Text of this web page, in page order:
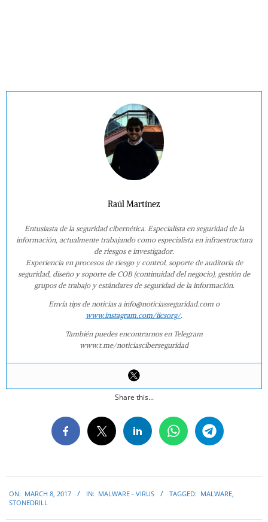
Raúl Martínez
Entusiasta de la seguridad cibernética. Especialista en seguridad de la
información, actualmente trabajando como especialista en infraestructura
de riesgos e investigador.
Experiencia en procesos de riesgo y control, soporte de auditoría de
seguridad, diseño y soporte de COB (continuidad del negocio), gestión de
grupos de trabajo y estándares de seguridad de la información.
Envía tips de noticias a info@noticiasseguridad.com o
www.instagram.com/iicsorg/.
También puedes encontrarnos en Telegram
www.t.me/noticiasciberseguridad
Share this...
03-
ON: MARCH 8, 2017 IN: MALWARE - VIRUS TAGGED: MALWARE,
STONEDRILL